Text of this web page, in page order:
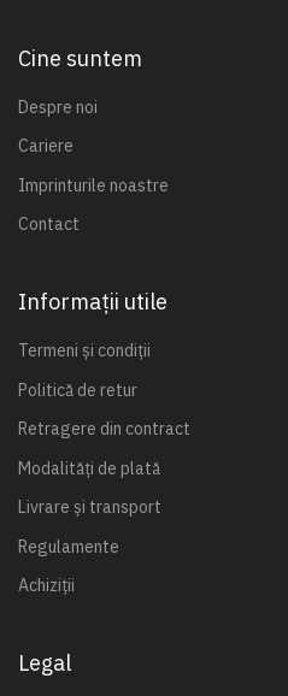
Cine suntem
Despre noi
Cariere
Imprinturile noastre
Contact
Informații utile
Termeni și condiții
Politică de retur
Retragere din contract
Modalități de plată
Livrare și transport
Regulamente
Achiziții
Legal